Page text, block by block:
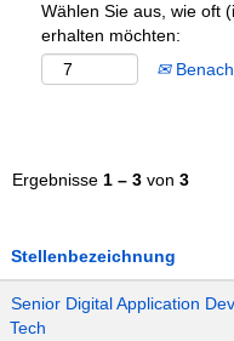
Wählen Sie aus, wie oft
erhalten möchten:
Ergebnisse 1 – 3 von 3
Stellenbezeichnung
Senior Digital Application
Tech